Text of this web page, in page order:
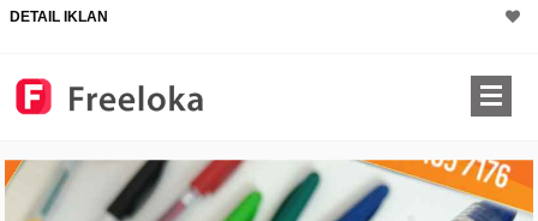
DETAIL IKLAN